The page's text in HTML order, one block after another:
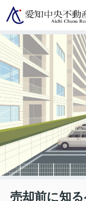
売却前に知